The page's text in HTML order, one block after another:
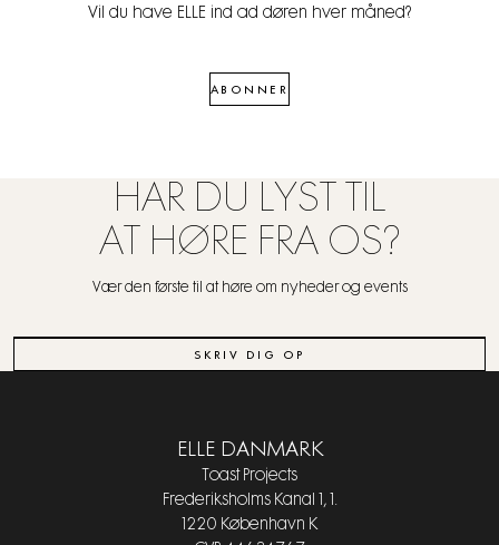
Vil du have ELLE ind ad døren hver måned?
ABONNER
HAR DU LYST TIL
AT HØRE FRA OS?
Vær den første til at høre om nyheder og events
SKRIV DIG OP
ELLE DANMARK
Toast Projects
Frederiksholms Kanal 1, 1.
1220 København K